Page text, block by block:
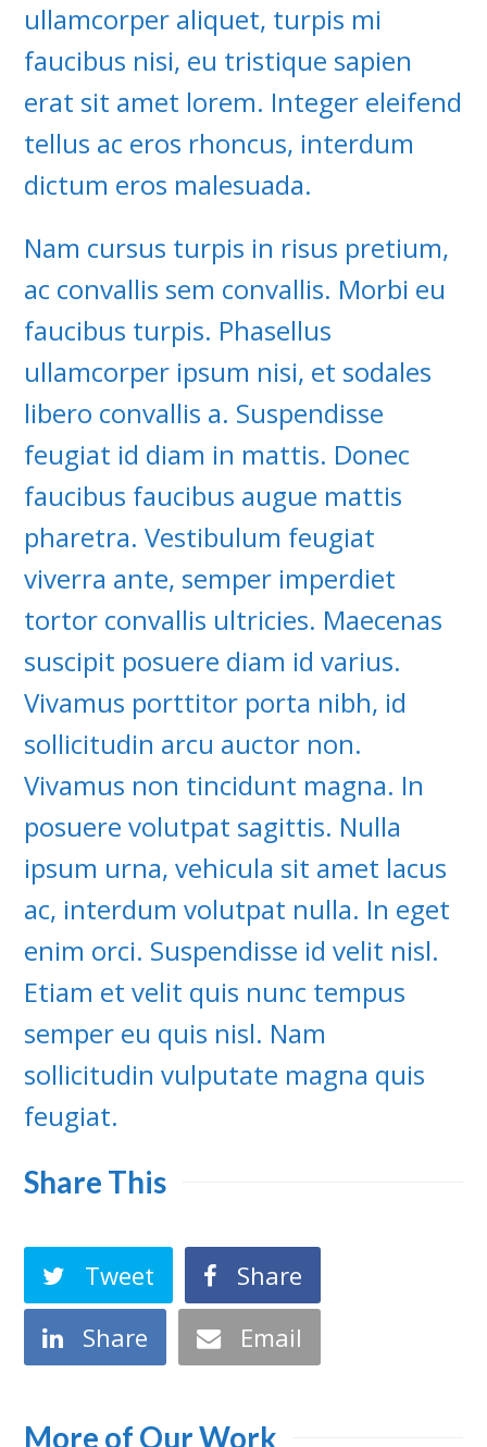
ullamcorper aliquet, turpis mi
faucibus nisi, eu tristique sapien
erat sit amet lorem. Integer eleifend
tellus ac eros rhoncus, interdum
dictum eros malesuada.
Nam cursus turpis in risus pretium,
ac convallis sem convallis. Morbi eu
faucibus turpis. Phasellus
ullamcorper ipsum nisi, et sodales
libero convallis a. Suspendisse
feugiat id diam in mattis. Donec
faucibus faucibus augue mattis
pharetra. Vestibulum feugiat
viverra ante, semper imperdiet
tortor convallis ultricies. Maecenas
suscipit posuere diam id varius.
Vivamus porttitor porta nibh, id
sollicitudin arcu auctor non.
Vivamus non tincidunt magna. In
posuere volutpat sagittis. Nulla
ipsum urna, vehicula sit amet lacus
ac, interdum volutpat nulla. In eget
enim orci. Suspendisse id velit nisl.
Etiam et velit quis nunc tempus
semper eu quis nisl. Nam
sollicitudin vulputate magna quis
feugiat.
Share This
Tweet
Share
Share
Email
More of Our Work